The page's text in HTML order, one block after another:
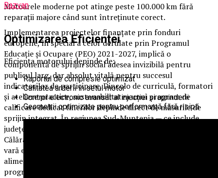
Motoarele moderne pot atinge peste 100.000 km fără
reparații majore când sunt întreținute corect.
Optimizarea Eficienței
Eficiența motorului depinde de:
Raportul de compresie optimizat
Calitatea arderii în setul motor
Control electronic avansat al injecției și aprinderii
Geometrii optimizate pentru performanță fără risipă
Razvan
Implementarea proiectelor finanțate prin fonduri
europene, în special a celor derulate prin Programul
Educație și Ocupare (PEO) 2021-2027, implică o
componentă de sprijin social adesea invizibilă pentru
publicul larg, dar absolut vitală pentru succesul
indicatorilor de participare. Dincolo de curriculă, formatori
și ateliere practice, sustenabilitatea unui program de
calificare dedicat tinerilor depinde direct de măsurile de
sprijin integrat. În regiunea Sud-Muntenia — ce include
județele Argeș, Prahova, Dâmbovița, Teleorman, Giurgiu,
Călărași și Ialomița —, continuarea cursurilor pe timp de
vară este susținută activ prin acordarea de pachete
alimentare și logistice săptămânale fiecărui participant la
programele de formare.